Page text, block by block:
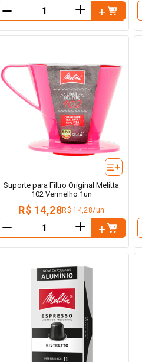
＋
－
Suporte para Filtro Original Melitta
102 Vermelho 1un
R$ 14,28R$ 14,28/un
＋